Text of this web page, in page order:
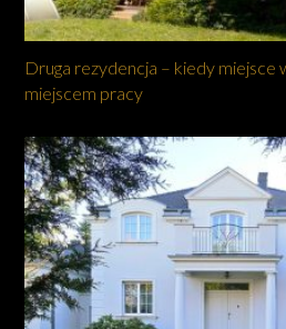
Druga rezydencja – kiedy miejsce
miejscem pracy